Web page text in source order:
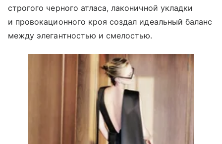
строгого черного атласа, лаконичной укладки
и провокационного кроя создал идеальный баланс
между элегантностью и смелостью.